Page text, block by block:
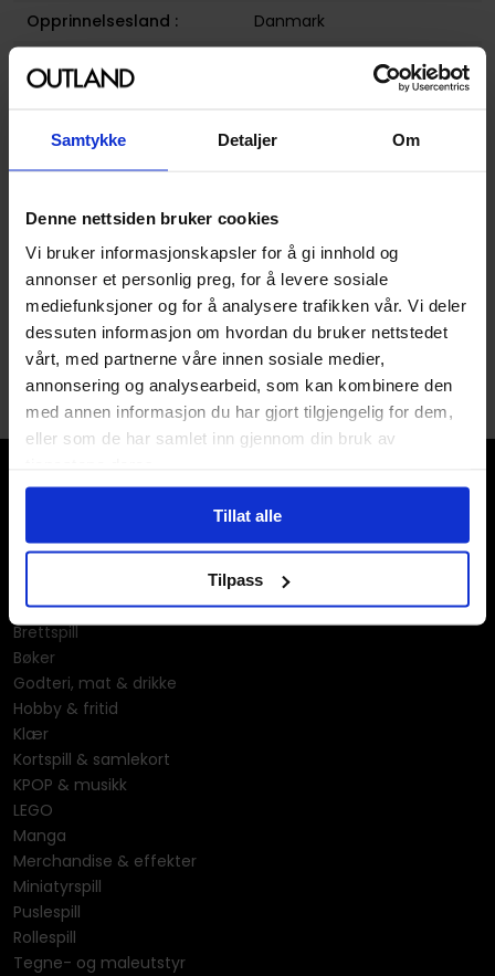
Samtykke Detaljer Om
Denne nettsiden bruker cookies
Vi bruker informasjonskapsler for å gi innhold og
annonser et personlig preg, for å levere sosiale
mediefunksjoner og for å analysere trafikken vår. Vi deler
dessuten informasjon om hvordan du bruker nettstedet
vårt, med partnerne våre innen sosiale medier,
annonsering og analysearbeid, som kan kombinere den
med annen informasjon du har gjort tilgjengelig for dem,
eller som de har samlet inn gjennom din bruk av
Tillat alle
Tilpass
Opprinnelsesland :
Danmark
Forfattere
The Army Painter
Utgiver
Avansert Format
Pensler
Produsent
The Army Painter
Brettspill
Bøker
Godteri, mat & drikke
Hobby & fritid
Klær
Kortspill & samlekort
KPOP & musikk
LEGO
Manga
Merchandise & effekter
Miniatyrspill
Puslespill
Rollespill
Tegne- og maleutstyr